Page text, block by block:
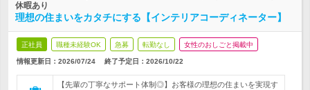
休暇あり
理想の住まいをカタチにする【インテリアコーディネーター】
正社員 職種未経験OK 急募 転勤なし 女性のおしごと掲載中
情報更新日：2026/07/24 終了予定日： 2026/10/22
【先輩の丁寧なサポート体制◎】お客様の理想の住まいを実現す